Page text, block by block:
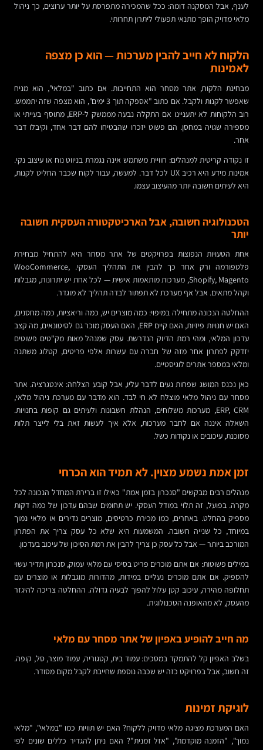
לענף, אבל המסקנה דומה: ככל שהמכירה מתפרסת על יותר ערוצים, כך ניהול
מלאי מדויק הופך מתנאי תפעולי ליתרון תחרותי.
הלקוח לא חייב להבין מערכות — הוא כן מצפה
לאמינות
מבחינת הלקוח, אתר מסחר הוא התחייבות. אם כתוב "במלאי", הוא מניח
שאפשר לקנות ולקבל. אם כתוב "אספקה תוך 3 ימים", הוא מצפה שזה יתממש.
רוב הלקוחות לא יתעניינו אם התקלה נבעה מממשק ל-ERP, מתוסף בעייתי או
מספירה שגויה במחסן. הם פשוט יזכרו שהבטיחו להם דבר אחד, וקיבלו דבר
אחר.
זו נקודה קריטית למנהלים: חוויית משתמש אינה נגמרת בניווט נוח או עיצוב נקי.
אמינות מידע היא רכיב UX לכל דבר. למעשה, עבור לקוח שכבר החליט לקנות,
היא לעיתים חשובה יותר מהעיצוב עצמו.
הטכנולוגיה חשובה, אבל הארכיטקטורה העסקית חשובה
יותר
אחת הטעויות הנפוצות בפרויקטים של אתר מסחר היא להתחיל מבחירת
פלטפורמה ורק אחר כך להבין את התהליך העסקי. WooCommerce,
Shopify, Magento, מערכות מותאמות אישית — לכל אחת יש יתרונות, מגבלות
וקהל מתאים. אבל אף מערכת לא תפתור לבדה תהליך לא מוגדר.
ההחלטה הנכונה מתחילה במיפוי: כמה מוצרים יש, כמה וריאציות, כמה מחסנים,
האם יש חנויות פיזיות, האם קיים ERP, האם העסק מוכר גם לסיטונאים, מה קצב
עדכון המלאי, ומהי רמת הדיוק הנדרשת. עסק שמנהל מאות מק"טים פשוטים
יזדקק לפתרון אחר מזה של חברה עם עשרות אלפי פריטים, קטלוג משתנה
ומלאי במספר אתרים לוגיסטיים.
כאן נכנס המושג שפחות נעים לדבר עליו, אבל קובע הצלחה: אינטגרציה. אתר
מסחר עם ניהול מלאי מוצלח לא חי לבד. הוא מדבר עם מערכת ניהול מלאי,
ERP, CRM, מערכות משלוחים, הנהלת חשבונות ולעיתים גם קופות בחנויות.
השאלה איננה אם לחבר מערכות, אלא איך לעשות זאת בלי לייצר תלות
מסוכנת, עיכובים או נקודות כשל.
זמן אמת נשמע מצוין. לא תמיד הוא הכרחי
מנהלים רבים מבקשים "סנכרון בזמן אמת" כאילו זו ברירת המחדל הנכונה לכל
מקרה. בפועל, זה תלוי במודל העסקי. יש תחומים שבהם עדכון של כמה דקות
מספיק בהחלט. באחרים, כמו מכירת כרטיסים, מוצרים נדירים או מלאי נמוך
במיוחד, כל שנייה חשובה. המשמעות היא שלא כל עסק צריך את הפתרון
המורכב ביותר — אבל כל עסק כן צריך להבין את רמת הסיכון של עיכוב בעדכון.
במילים פשוטות: אם אתם מוכרים פריט בסיסי עם מלאי עמוק, סנכרון תדיר עשוי
להספיק. אם אתם מוכרים נעליים במידות, מהדורות מוגבלות או מוצרים עם
תחלופה מהירה, עיכוב קטן עלול להפוך לבעיה גדולה. ההחלטה צריכה להיגזר
מהעסק, לא מהאופנה הטכנולוגית.
מה חייב להופיע באפיון של אתר מסחר עם מלאי
בשלב האפיון קל להתמקד במסכים: עמוד בית, קטגוריה, עמוד מוצר, סל, קופה.
זה חשוב, אבל בפרויקט כזה יש שכבה נוספת שחייבת לקבל מקום מסודר.
לוגיקת זמינות
האם המערכת מציגה מלאי מדויק ללקוח? האם יש תוויות כמו "במלאי", "מלאי
נמוך", "הזמנה מוקדמת", "אזל זמנית"? האם ניתן להגדיר כללים שונים לפי